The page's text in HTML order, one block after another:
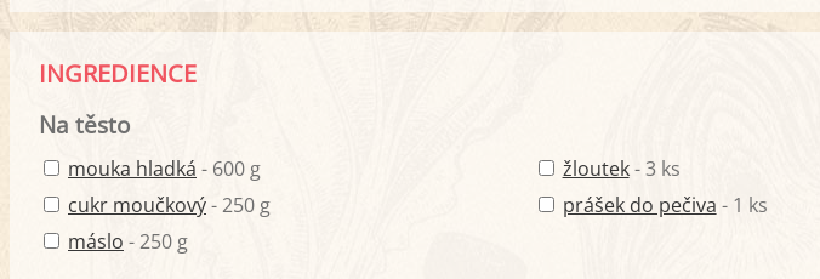
INGREDIENCE
Na těsto
mouka hladká - 600 g
cukr moučkový- 250 g
máslo - 250 g
žloutek- 3 ks
prášek do pečiva - 1 ks